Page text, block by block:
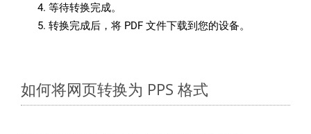
等待转换完成。
转换完成后，将 PDF 文件下载到您的设备。
如何将网页转换为 PPS 格式